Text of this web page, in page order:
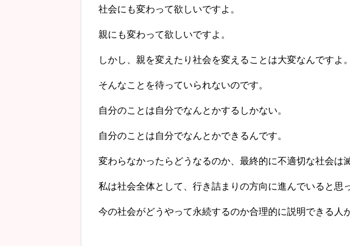
社会にも変わって欲しいですよ。
親にも変わって欲しいですよ。
しかし、親を変えたり社会を変えることは大変なんですよ。
そんなことを待っていられないのです。
自分のことは自分でなんとかするしかない。
自分のことは自分でなんとかできるんです。
変わらなかったらどうなるのか、最終的に不適切な社会は
私は社会全体として、行き詰まりの方向に進んでいると思
今の社会がどうやって永続するのか合理的に説明できる人